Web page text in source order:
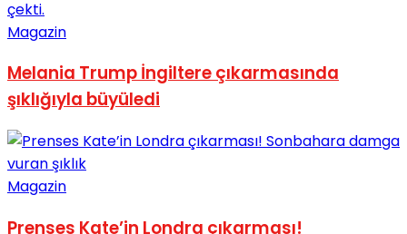
Magazin
Melania Trump İngiltere çıkarmasında
şıklığıyla büyüledi
Magazin
Prenses Kate’in Londra çıkarması!